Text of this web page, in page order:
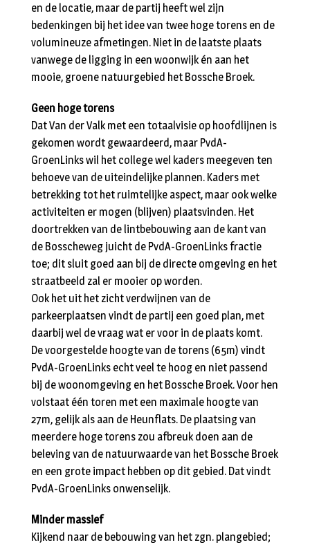
en de locatie, maar de partij heeft wel zijn
bedenkingen bij het idee van twee hoge torens en de
volumineuze afmetingen. Niet in de laatste plaats
vanwege de ligging in een woonwijk én aan het
mooie, groene natuurgebied het Bossche Broek.
Geen hoge torens
Dat Van der Valk met een totaalvisie op hoofdlijnen is
gekomen wordt gewaardeerd, maar PvdA-
GroenLinks wil het college wel kaders meegeven ten
behoeve van de uiteindelijke plannen. Kaders met
betrekking tot het ruimtelijke aspect, maar ook welke
activiteiten er mogen (blijven) plaatsvinden. Het
doortrekken van de lintbebouwing aan de kant van
de Bosscheweg juicht de PvdA-GroenLinks fractie
toe; dit sluit goed aan bij de directe omgeving en het
straatbeeld zal er mooier op worden.
Ook het uit het zicht verdwijnen van de
parkeerplaatsen vindt de partij een goed plan, met
daarbij wel de vraag wat er voor in de plaats komt.
De voorgestelde hoogte van de torens (65m) vindt
PvdA-GroenLinks echt veel te hoog en niet passend
bij de woonomgeving en het Bossche Broek. Voor hen
volstaat één toren met een maximale hoogte van
27m, gelijk als aan de Heunflats. De plaatsing van
meerdere hoge torens zou afbreuk doen aan de
beleving van de natuurwaarde van het Bossche Broek
en een grote impact hebben op dit gebied. Dat vindt
PvdA-GroenLinks onwenselijk.
Minder massief
Kijkend naar de bebouwing van het zgn. plangebied;